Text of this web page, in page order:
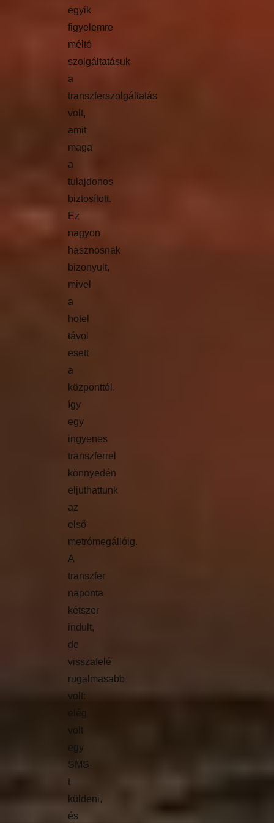
egyik
figyelemre
méltó
szolgáltatásuk
a
transzferszolgáltatás
volt,
amit
maga
a
tulajdonos
biztosított.
Ez
nagyon
hasznosnak
bizonyult,
mivel
a
hotel
távol
esett
a
központtól,
így
egy
ingyenes
transzferrel
könnyedén
eljuthattunk
az
első
metrómegállóig.
A
transzfer
naponta
kétszer
indult,
de
visszafelé
rugalmasabb
volt:
elég
volt
egy
SMS-
t
küldeni,
és